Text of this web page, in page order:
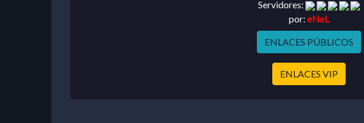
Servidores:
por: eNeL
ENLACES PÚBLICOS
ENLACES VIP